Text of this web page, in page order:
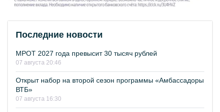
Последние новости
МРОТ 2027 года превысит 30 тысяч рублей
07 августа 20:46
Открыт набор на второй сезон программы «Амбассадоры
ВТБ»
07 августа 16:30